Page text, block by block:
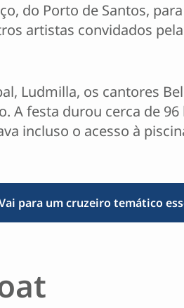
do Porto de Santos,
artistas convidados
Ludmilla, os cantores
A festa durou cerca de
incluso o acesso à
para um cruzeiro temático